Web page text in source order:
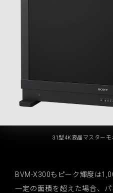
31型4K液晶マスターモ
BVM-X300もピーク輝度は
一定の面積を超えた場合、